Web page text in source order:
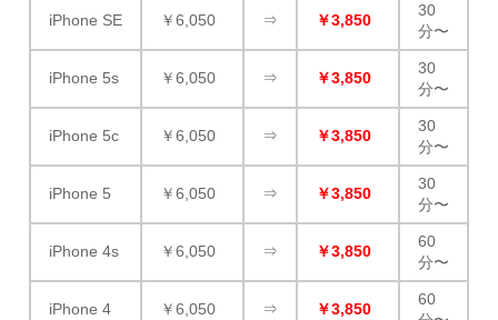
iPhone SE ￥6,050 ⇒ ￥3,850
30
分〜
iPhone 5s ￥6,050 ⇒ ￥3,850
30
分〜
iPhone 5c ￥6,050 ⇒ ￥3,850
30
分〜
iPhone 5 ￥6,050 ⇒ ￥3,850
30
分〜
iPhone 4s ￥6,050 ⇒ ￥3,850
60
分〜
iPhone 4 ￥6,050 ⇒ ￥3,850
60